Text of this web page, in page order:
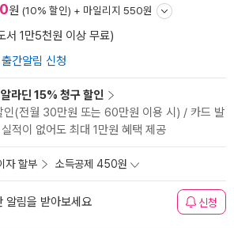
원 (10% 할인) + 마일리지 550원
서 1만5천원 이상 무료)
간알림 신청
라딘 15% 청구 할인
인(전월 30만원 또는 60만원 이용 시) / 카드 발
적이 없어도 최대 1만원 혜택 제공
자 할부 소득공제 450원
알림을 받아보세요 신청